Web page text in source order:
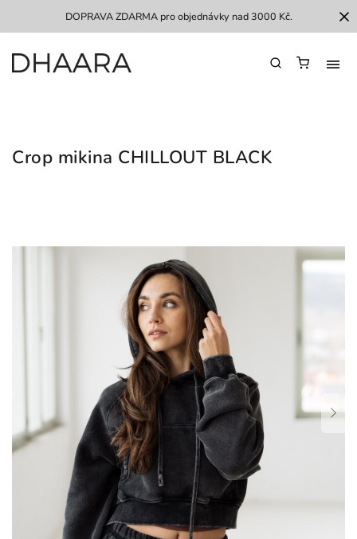
DOPRAVA ZDARMA pro objednávky nad 3000 Kč.
Crop mikina CHILLOUT BLACK